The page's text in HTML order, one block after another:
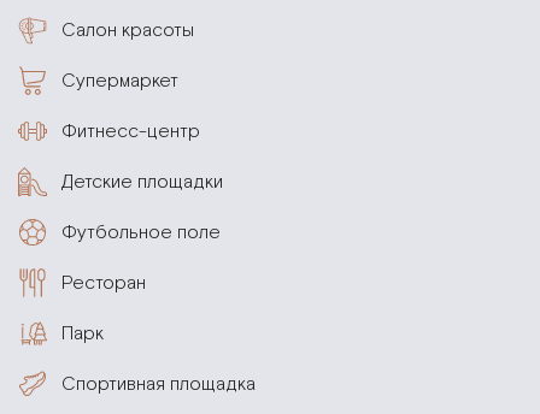
Салон красоты
Супермаркет
Фитнесс-центр
Детские площадки
Футбольное поле
Ресторан
Парк
Спортивная площадка